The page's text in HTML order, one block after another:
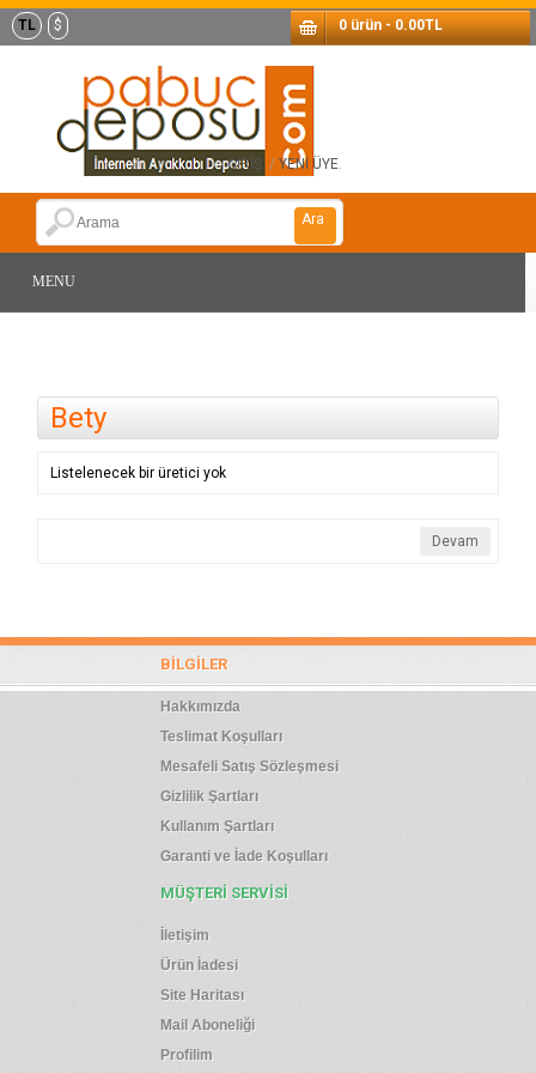
TL $ 0 ürün - 0.00TL
Ara
GİRİŞ / YENİ ÜYE.
MENU
Bety
Listelenecek bir üretici yok
Devam
BILGILER
Hakkımızda
Teslimat Koşulları
Mesafeli Satış Sözleşmesi
Gizlilik Şartları
Kullanım Şartları
Garanti ve İade Koşulları
MÜŞTERI SERVISI
İletişim
Ürün İadesi
Site Haritası
Mail Aboneliği
Profilim